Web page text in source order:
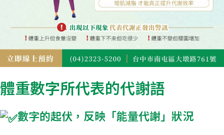
體重數字所代表的代謝語
數字的起伏，反映「能量代謝」狀況